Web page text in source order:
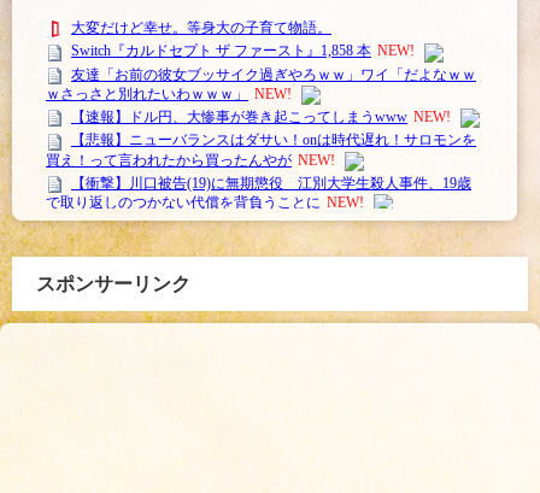
スポンサーリンク